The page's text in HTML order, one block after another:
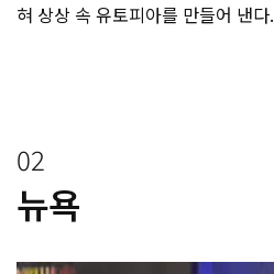
혀 상상 속 유토피아를 만들어 낸다.
02
뉴욕